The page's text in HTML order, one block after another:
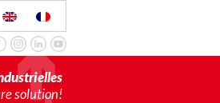
solution!